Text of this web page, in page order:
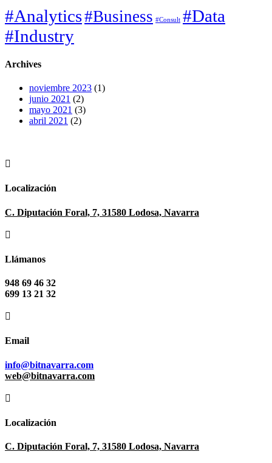
#Analytics#Business #Consult #Data
#Industry
Archives
noviembre 2023 (1)
junio 2021 (2)
mayo 2021 (3)
abril 2021 (2)

Localización
C. Diputación Foral, 7, 31580 Lodosa, Navarra

Llámanos
948 69 46 32
699 13 21 32

Email
info@bitnavarra.com
web@bitnavarra.com

Localización
C. Diputación Foral, 7, 31580 Lodosa, Navarra